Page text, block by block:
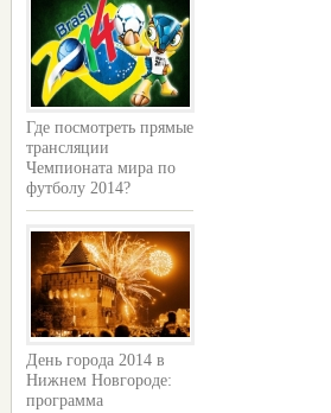
Где посмотреть прямые
трансляции
Чемпионата мира по
футболу 2014?
День города 2014 в
Нижнем Новгороде:
программа